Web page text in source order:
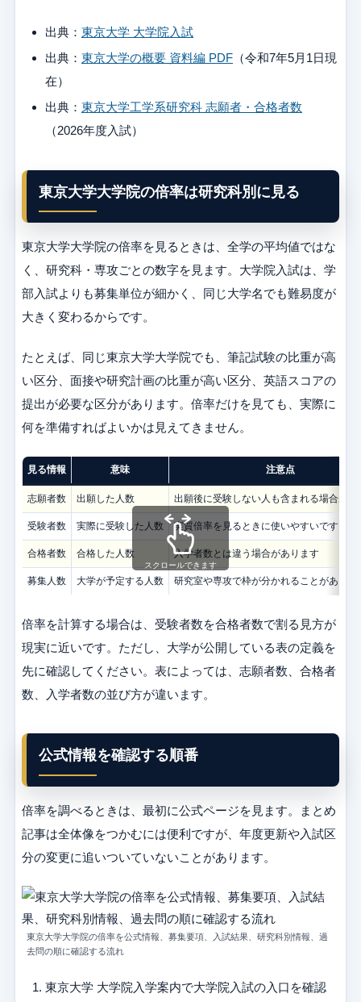
出典： 東京大学 大学院入試
出典： 東京大学の概要 資料編 PDF （令和7年5月1日現
在）
出典： 東京大学工学系研究科 志願者・合格者数
（2026年度入試）
東京大学大学院の倍率は研究科別に見る
東京大学大学院の倍率を見るときは、全学の平均値ではな
く、研究科・専攻ごとの数字を見ます。大学院入試は、学
部入試よりも募集単位が細かく、同じ大学名でも難易度が
大きく変わるからです。
たとえば、同じ東京大学大学院でも、筆記試験の比重が高
い区分、面接や研究計画の比重が高い区分、英語スコアの
提出が必要な区分があります。倍率だけを見ても、実際に
何を準備すればよいかは見えてきません。
見る情報 意味 注意点
志願者数 出願した人数 出願後に受験しない人も含まれる場合があ
受験者数 実際に受験した人数 実質倍率を見るときに使いやすいです
合格者数 合格した人数 入学者数とは違う場合があります
募集人数 大学が予定する人数 研究室や専攻で枠が分かれることがありま
スクロールできます
倍率を計算する場合は、受験者数を合格者数で割る見方が
現実に近いです。ただし、大学が公開している表の定義を
先に確認してください。表によっては、志願者数、合格者
数、入学者数の並び方が違います。
公式情報を確認する順番
倍率を調べるときは、最初に公式ページを見ます。まとめ
記事は全体像をつかむには便利ですが、年度更新や入試区
分の変更に追いついていないことがあります。
東京大学大学院の倍率を公式情報、募集要項、入試結果、研究科別情報、過
去問の順に確認する流れ
東京大学 大学院入学案内で大学院入試の入口を確認